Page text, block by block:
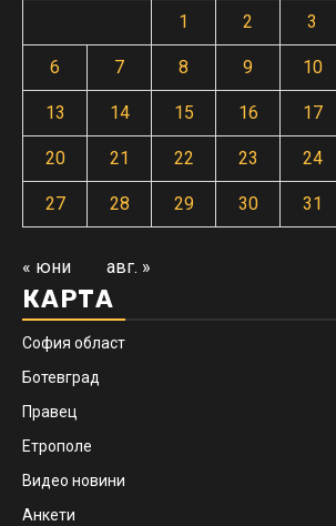
1 2 3
6 7 8 9 10
13 14 15 16 17
20 21 22 23 24
27 28 29 30 31
« юни авг. »
КАРТА
София област
Ботевград
Правец
Етрополе
Видео новини
Анкети